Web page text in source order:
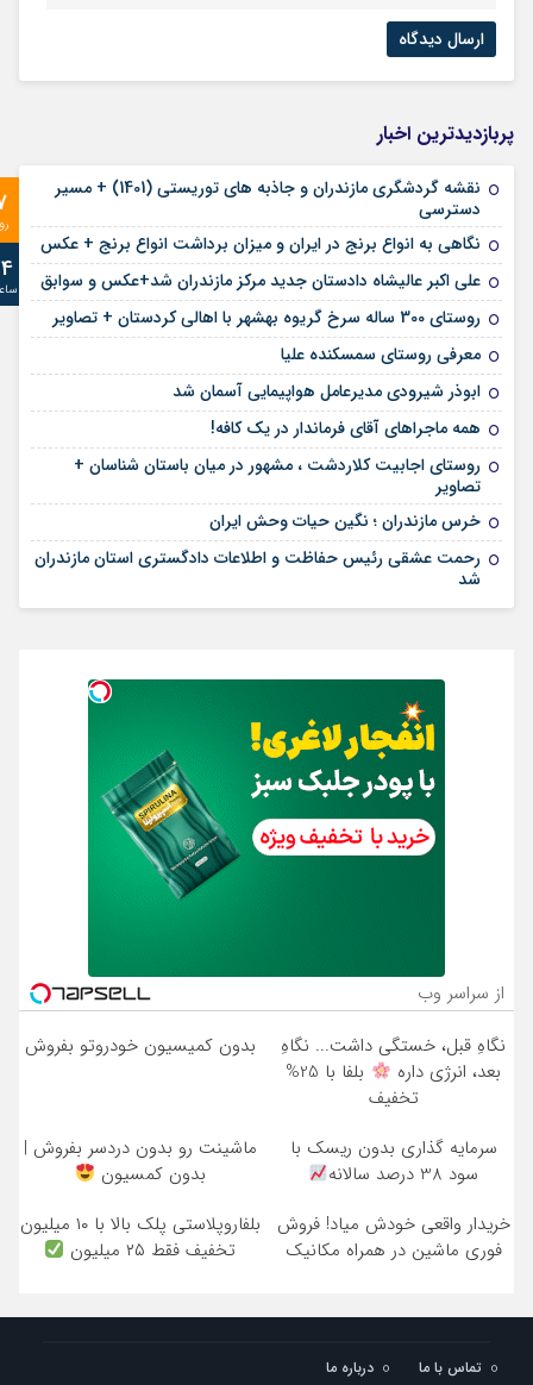
پربازدیدترین اخبار
نقشه گردشگری مازندران و جاذبه های توریستی (1401) + مسیر
دسترسی
نگاهی به انواع برنج در ایران و میزان برداشت انواع برنج + عکس
علی‌ اکبر عالیشاه دادستان جدید مرکز مازندران شد+عکس و سوابق
روستای 300 ساله سرخ ‌گریوه بهشهر با اهالی کردستان + تصاویر
معرفی روستای سمسکنده علیا
ابوذر شیرودی مدیرعامل هواپیمایی آسمان شد
همه ماجراهای آقای فرماندار در یک کافه!
روستای اجابیت کلاردشت ، مشهور در میان باستان شناسان +
تصاویر
خرس مازندران ؛ نگین حیات وحش ایران
رحمت عشقی رئیس حفاظت و اطلاعات دادگستری استان مازندران
شد
از سراسر وب
نگاهِ قبل، خستگی داشت... نگاهِ
بعد، انرژی داره
بلفا با 25%
تخفیف
بدون کمیسیون خودروتو بفروش
سرمایه گذاری بدون ریسک با
سود 38 درصد سالانه
ماشینت رو بدون دردسر بفروش |
بدون کمسیون
خریدار واقعی خودش میاد! فروش
فوری ماشین در همراه مکانیک
بلفاروپلاستی پلک بالا با ۱۰ میلیون
تخفیف فقط ۲۵ میلیون
تماس با ما درباره ما